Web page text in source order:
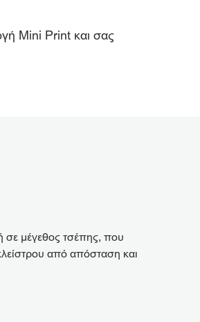
Mini Print και σας
σε μέγεθος τσέπης, που
από απόσταση και